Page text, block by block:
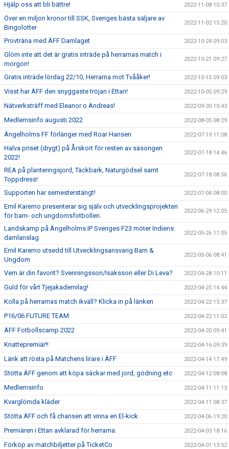
Hjälp oss att bli bättre! 2022-11-08 10:37
Över en miljon kronor till SSK, Sveriges bästa säljare av
Bingolotter
2022-11-02 15:20
Provträna med ÄFF Damlaget 2022-10-24 09:03
Glöm inte att det är gratis inträde på herrarnas match i
morgon!
2022-10-21 09:27
Gratis inträde lördag 22/10, Herrarna mot Tvååker! 2022-10-15 09:03
Visst har ÄFF den snyggaste tröjan i Ettan! 2022-10-05 09:29
Nätverksträff med Eleanor o Andreas! 2022-09-30 10:43
Medlemsinfo augusti 2022 2022-08-05 08:29
Ängelholms FF förlänger med Roar Hansen 2022-07-19 11:08
Halva priset (drygt) på Årskort för resten av säsongen
2022!
2022-07-18 14:46
REA på planteringsjord, Täckbark, Naturgödsel samt
Toppdress!
2022-07-18 08:56
Supporten har semesterstängt! 2022-07-04 08:00
Emil Karemo presenterar sig själv och utvecklingsprojekten
för barn- och ungdomsfotbollen.
2022-06-29 12:05
Landskamp på Ängelholms IP Sveriges F23 möter Indiens
damlanslag
2022-05-26 11:05
Emil Karemo utsedd till Utvecklingsansvarig Barn &
Ungdom
2022-05-06 08:41
Vem är din favorit? Svenningsson/Isaksson eller Di Leva? 2022-04-28 10:11
Guld för vårt Tjejakademilag! 2022-04-25 14:44
Kolla på herrarnas match ikväll? Klicka in på länken 2022-04-22 15:37
P16/06 FUTURE TEAM 2022-04-22 11:02
ÄFF Fotbollscamp 2022 2022-04-20 09:41
Knattepremiär!! 2022-04-16 09:39
Länk att rösta på Matchens lirare i ÄFF 2022-04-14 17:49
Stötta ÄFF genom att köpa säckar med jord, gödning etc 2022-04-12 08:08
Medlemsinfo 2022-04-11 11:13
Kvarglömda kläder 2022-04-11 08:37
Stötta ÄFF och få chansen att vinna en El-kick 2022-04-06 19:20
Premiären i Ettan avklarad för herrarna. 2022-04-03 18:16
Förköp av matchbiljetter på TicketCo 2022-04-01 13:52